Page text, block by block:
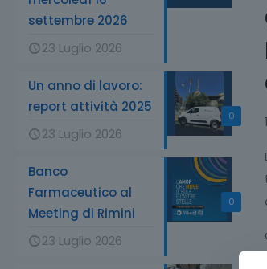
settembre 2026
23 Luglio 2026
0
Un anno di lavoro:
report attività 2025
23 Luglio 2026
0
Banco
Farmaceutico al
Meeting di Rimini
23 Luglio 2026